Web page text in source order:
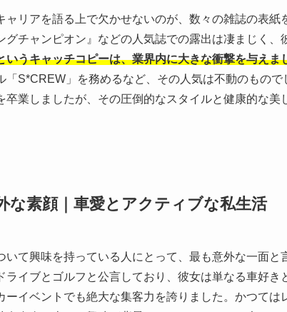
ャリアを語る上で欠かせないのが、数々の雑誌の表
グチャンピオン』などの人気誌での露出は凄まじく、
いうキャッチコピーは、業界内に大きな衝撃を与えま
「S*CREW」を務めるなど、その人気は不動のもの
卒業しましたが、その圧倒的なスタイルと健康的な美
な素顔｜車愛とアクティブな私生活
いて興味を持っている人にとって、最も意外な一面
ライブとゴルフと公言しており、彼女は単なる車好
ーイベントでも絶大な集客力を誇りました。かつて